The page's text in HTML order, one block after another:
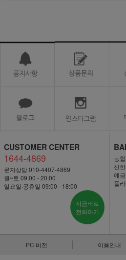
CUSTOMER CENTER
1644-4869
문자상담 010-4407-4869
월~토 09:00 - 20:00
일요일·공휴일 09:00 - 18:00
지금바로
전화하기
농
신
예
플
PC 버전 이용안내